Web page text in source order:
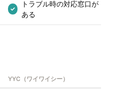
✓
トラブル時の対応窓口が
ある
YYC（ワイワイシー）